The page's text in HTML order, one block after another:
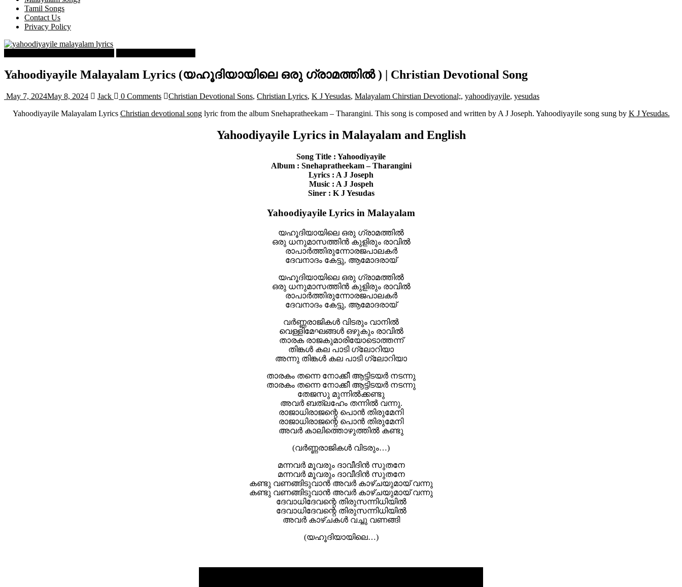
Tamil Songs
Contact Us
Privacy Policy
Yahoodiyayile Malayalam Lyrics (യഹൂദിയായിലെ ഒരു ഗ്രാമത്തില്‍ ) | Christian Devotional Song
May 7, 2024May 8, 2024 Jack 0 Comments Christian Devotional Sons, Christian Lyrics, K J Yesudas, Malayalam Chirstian Devotional;, yahoodiyayile, yesudas
Yahoodiyayile Malayalam Lyrics Christian devotional songlyric from the album Snehapratheekam – Tharangini. This song is composed and written by A J Joseph. Yahoodiyayile song sung by K J Yesudas.
Yahoodiyayile Lyrics in Malayalam and English
Song Title : Yahoodiyayile
Album : Snehapratheekam – Tharangini
Lyrics : A J Joseph
Music : A J Jospeh
Siner : K J Yesudas
Yahoodiyayile Lyrics in Malayalam
യഹൂദിയായിലെ ഒരു ഗ്രാമത്തില്‍
ഒരു ധനുമാസത്തിന്‍ കുളിരും രാവില്‍
രാപാര്‍ത്തിരുന്നോരജപാലകര്‍
ദേവനാദം കേട്ടു, ആമോദരായ്
യഹൂദിയായിലെ ഒരു ഗ്രാമത്തില്‍
ഒരു ധനുമാസത്തിന്‍ കുളിരും രാവില്‍
രാപാര്‍ത്തിരുന്നോരജപാലകര്‍
ദേവനാദം കേട്ടു, ആമോദരായ്
വര്‍ണ്ണരാജികള്‍ വിടരും വാനില്‍
വെള്ളിമേഘങ്ങള്‍ ഒഴുകും രാവില്‍
താരക രാജകുമാരിയോടൊത്തന്ന്
തിങ്കള്‍ കല പാടി ഗ്ലോറിയാ
അന്നു തിങ്കള്‍ കല പാടി ഗ്ലോറിയാ
താരകം തന്നെ നോക്കീ ആട്ടിടയര്‍ നടന്നു
താരകം തന്നെ നോക്കീ ആട്ടിടയര്‍ നടന്നു
തേജസു മുന്നില്‍ക്കണ്ടു
അവര്‍ ബത്ലഹേം തന്നില്‍ വന്നു.
രാജാധിരാജന്റെ പൊന്‍ തിരുമേനി
രാജാധിരാജന്റെ പൊന്‍ തിരുമേനി
അവര്‍ കാലിത്തൊഴുത്തില്‍ കണ്ടു
(വര്‍ണ്ണരാജികള്‍ വിടരും…)
മന്നവര്‍ മൂവരും ദാവീദിന്‍ സുതനേ
മന്നവര്‍ മൂവരും ദാവീദിന്‍ സുതനേ
കണ്ടു വണങ്ങിടുവാന്‍ അവര്‍ കാഴ്ചയുമായ് വന്നു
കണ്ടു വണങ്ങിടുവാന്‍ അവര്‍ കാഴ്ചയുമായ് വന്നു
ദേവാധിദേവന്റെ തിരുസന്നിധിയില്‍
ദേവാധിദേവന്റെ തിരുസന്നിധിയില്‍
അവര്‍ കാഴ്ചകള്‍ വച്ചു വണങ്ങി
(യഹൂദിയായിലെ…)